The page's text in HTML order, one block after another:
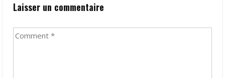
Laisser un commentaire